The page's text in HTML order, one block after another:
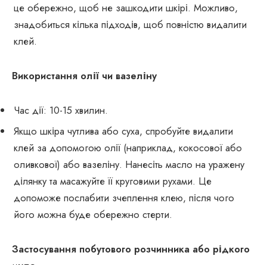
це обережно, щоб не зашкодити шкірі. Можливо,
знадобиться кілька підходів, щоб повністю видалити
клей.
Використання олії чи вазеліну
Час дії: 10-15 хвилин.
Якщо шкіра чутлива або суха, спробуйте видалити
клей за допомогою олії (наприклад, кокосової або
оливкової) або вазеліну. Нанесіть масло на уражену
ділянку та масажуйте її круговими рухами. Це
допоможе послабити зчеплення клею, після чого
його можна буде обережно стерти.
Застосування побутового розчинника або рідкого